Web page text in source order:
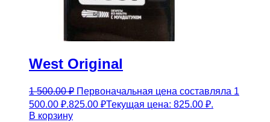
West Original
1 500.00₽ Первоначальная цена составляла 1
500.00 ₽.825.00 ₽Текущая цена: 825.00 ₽.
В корзину